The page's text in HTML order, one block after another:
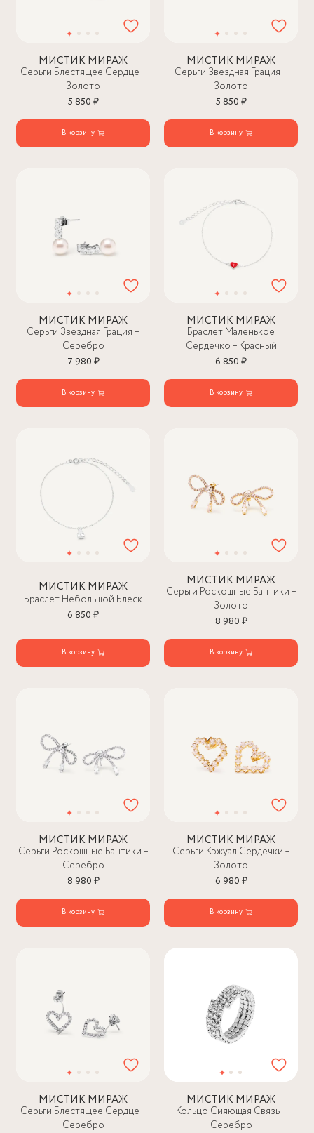
МИСТИК МИРАЖ
Серьги Блестящее Сердце –
Золото
5 850 ₽
В корзину
МИСТИК МИРАЖ
Серьги Звездная Грация –
Золото
5 850 ₽
В корзину
МИСТИК МИРАЖ
Серьги Звездная Грация –
Серебро
7 980 ₽
В корзину
МИСТИК МИРАЖ
Браслет Маленькое
Сердечко – Красный
6 850 ₽
В корзину
МИСТИК МИРАЖ
Браслет Небольшой Блеск
6 850 ₽
В корзину
МИСТИК МИРАЖ
Серьги Роскошные Бантики –
Золото
8 980 ₽
В корзину
МИСТИК МИРАЖ
Серьги Роскошные Бантики –
Серебро
8 980 ₽
В корзину
МИСТИК МИРАЖ
Серьги Кэжуал Сердечки –
Золото
6 980 ₽
В корзину
МИСТИК МИРАЖ
Серьги Блестящее Сердце –
Серебро
МИСТИК МИРАЖ
Кольцо Сияющая Связь –
Серебро